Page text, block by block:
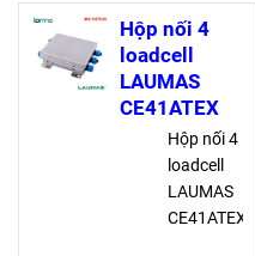
Hộp nối 4
loadcell
LAUMAS
CE41ATEX
Hộp nối 4
loadcell
LAUMAS
CE41ATEX